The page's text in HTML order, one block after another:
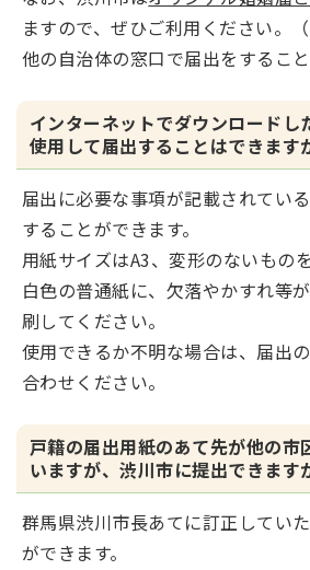
ますので、ぜひご利用ください。
他の自治体の窓口で届出をすること
インターネットでダウンロードし
使用して届出することはできます
届出に必要な事項が記載されてい
することができます。
用紙サイズはA3、変形のないもの
白色の普通紙に、欠落やかすれ等
刷してください。
使用できるか不明な場合は、届出
合わせください。
戸籍の届出用紙のあて先が他の市
いますが、渋川市に提出できます
群馬県渋川市長あてに訂正してい
ができます。